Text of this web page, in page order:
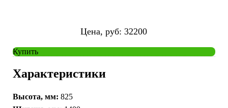
Цена, руб:32200
Купить
Характеристики
Высота, мм:825